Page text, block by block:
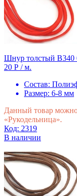
Шнур толстый В340
20 Р / м.
Состав:
Размер: 6-8 мм
Данный товар можно
«Рукодельница».
Код: 2319
В наличии